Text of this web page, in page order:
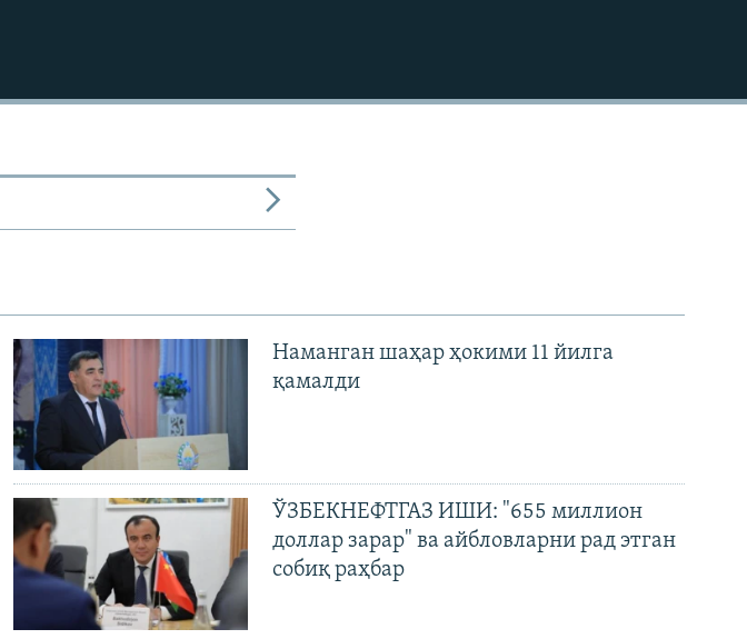
Наманган шаҳар ҳокими 11 йилга
қамалди
ЎЗБЕКНЕФТГАЗ ИШИ: "655 миллион
доллар зарар" ва айбловларни рад этган
собиқ раҳбар